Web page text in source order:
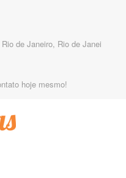
Rio de Janeiro, Rio de Janei
hoje mesmo!